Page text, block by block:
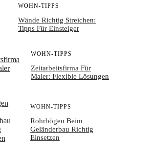
WOHN-TIPPS
Wände Richtig Streichen:
Tipps Für Einsteiger
WOHN-TIPPS
Zeitarbeitsfirma Für
Maler: Flexible Lösungen
WOHN-TIPPS
Rohrbögen Beim
Geländerbau Richtig
Einsetzen